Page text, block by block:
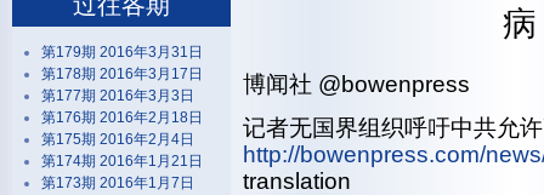
病
博闻社 ‏@bowenpress
记者无国界组织呼吁中共允
http://bowenpress.com/
translation
第179期 2016年3月31日
第178期 2016年3月17日
第177期 2016年3月3日
第176期 2016年2月18日
第175期 2016年2月4日
第174期 2016年1月21日
第173期 2016年1月7日